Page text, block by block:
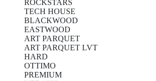
ROCKSTARS
TECH HOUSE
BLACKWOOD
EASTWOOD
ART PARQUET
ART PARQUET LVT
HARD
OTTIMO
PREMIUM